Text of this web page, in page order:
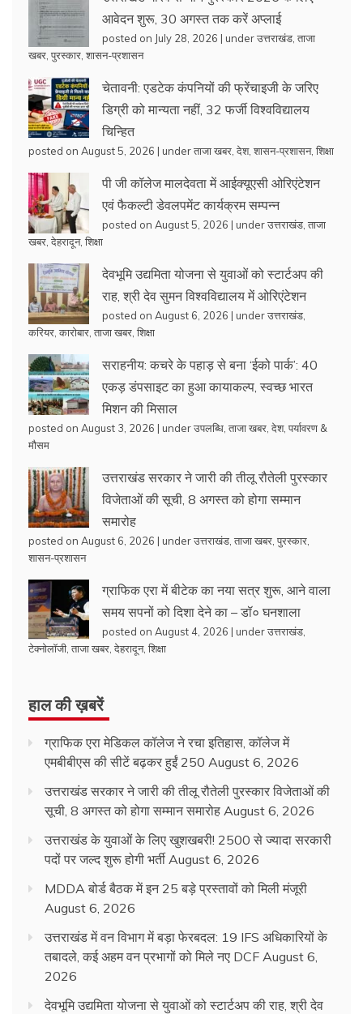
आवेदन शुरू, 30 अगस्त तक करें अप्लाई
posted on July 28, 2026 | underउत्तराखंड ताजा
खबर पुरस्कार शासन-प्रशासन
चेतावनी: एडटेक कंपनियों की फ्रेंचाइजी के जरिए
डिग्री को मान्यता नहीं, 32 फर्जी विश्वविद्यालय
चिन्हित
posted on August 5, 2026 | underताजा खबर देश, शासन-प्रशासन, शिक्षा
पी जी कॉलेज मालदेवता में आईक्यूएसी ओरिएंटेशन
एवं फैकल्टी डेवलपमेंट कार्यक्रम सम्पन्न
posted on August 5, 2026 | underउत्तराखंड ताजा
खबर देहरादून, शिक्षा
देवभूमि उद्यमिता योजना से युवाओं को स्टार्टअप की
राह, श्री देव सुमन विश्वविद्यालय में ओरिएंटेशन
posted on August 6, 2026 | underउत्तराखंड
करियर कारोबार ताजा खबर शिक्षा
सराहनीय: कचरे के पहाड़ से बना ‘ईको पार्क’: 40
एकड़ डंपसाइट का हुआ कायाकल्प, स्वच्छ भारत
मिशन की मिसाल
posted on August 3, 2026 | underउपलब्धि ताजा खबर देश, पर्यावरण &
मौसम
उत्तराखंड सरकार ने जारी की तीलू रौतेली पुरस्कार
विजेताओं की सूची, 8 अगस्त को होगा सम्मान
समारोह
posted on August 6, 2026 | underउत्तराखंड ताजा खबर पुरस्कार
शासन-प्रशासन
ग्राफिक एरा में बीटेक का नया सत्र शुरू, आने वाला
समय सपनों को दिशा देने का – डॉ० घनशाला
posted on August 4, 2026 | underउत्तराखंड
टेक्नोलॉजी ताजा खबर देहरादून, शिक्षा
हाल की ख़बरें
ग्राफिक एरा मेडिकल कॉलेज ने रचा इतिहास, कॉलेज में
एमबीबीएस की सीटें बढ़कर हुईं 250 August 6, 2026
उत्तराखंड सरकार ने जारी की तीलू रौतेली पुरस्कार विजेताओं की
सूची, 8 अगस्त को होगा सम्मान समारोह August 6, 2026
उत्तराखंड के युवाओं के लिए खुशखबरी! 2500 से ज्यादा सरकारी
पदों पर जल्द शुरू होगी भर्ती August 6, 2026
MDDA बोर्ड बैठक में इन 25 बड़े प्रस्तावों को मिली मंजूरी
August 6, 2026
उत्तराखंड में वन विभाग में बड़ा फेरबदल: 19 IFS अधिकारियों के
तबादले, कई अहम वन प्रभागों को मिले नए DCF August 6,
2026
देवभूमि उद्यमिता योजना से युवाओं को स्टार्टअप की राह, श्री देव